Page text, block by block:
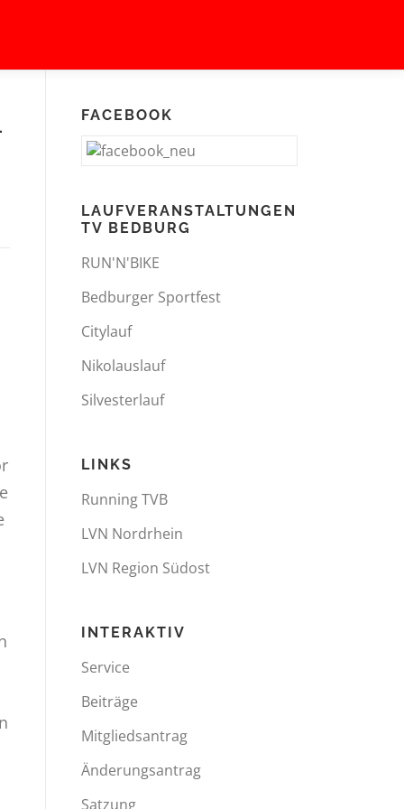
FACEBOOK
LAUFVERANSTALTUNGEN
TV BEDBURG
RUN'N'BIKE
Bedburger Sportfest
Citylauf
Nikolauslauf
Silvesterlauf
LINKS
Running TVB
LVN Nordrhein
LVN Region Südost
INTERAKTIV
Service
Beiträge
Mitgliedsantrag
Änderungsantrag
Satzung